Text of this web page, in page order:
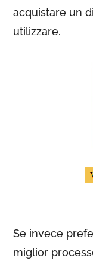
acquistare un
utilizzare.
Se invece
miglior